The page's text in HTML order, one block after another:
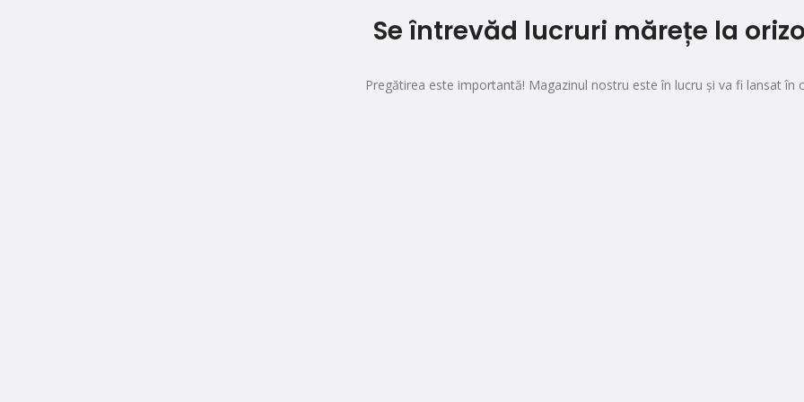
Se întrevăd lucruri mărețe la
Pregătirea este importantă! Magazinul nostru este în lucru și va fi lansat în